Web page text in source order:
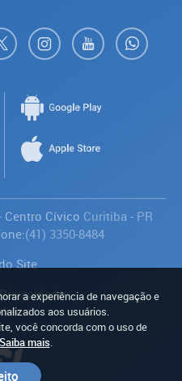
Cívico Curitiba - PR
(41) 3350-8484
Site
a experiência de navegação e
aos usuários.
você concorda com o uso de
Saiba mais.